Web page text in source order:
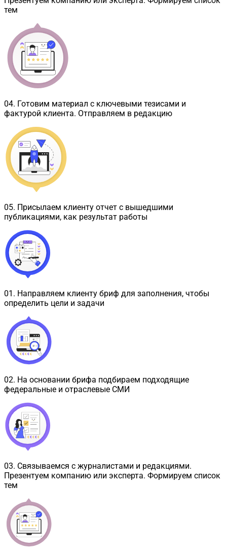
тем
04. Готовим материал с ключевыми тезисами и
фактурой клиента. Отправляем в редакцию
05. Присылаем клиенту отчет с вышедшими
публикациями, как результат работы
01 . Направляем клиенту бриф для заполнения, чтобы
определить цели и задачи
02. На основании брифа подбираем подходящие
федеральные и отраслевые СМИ
03. Связываемся с журналистами и редакциями.
Презентуем компанию или эксперта. Формируем список
тем